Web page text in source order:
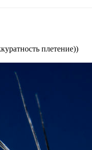
плетение))